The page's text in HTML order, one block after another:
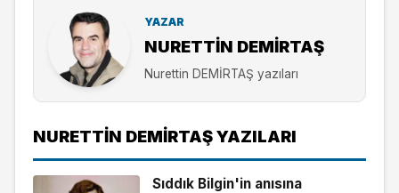
YAZAR
NURETTIN DEMİRTAŞ
Nurettin DEMİRTAŞ yazıları
NURETTIN DEMİRTAŞ YAZILARI
Sıddık Bilgin'in anısına